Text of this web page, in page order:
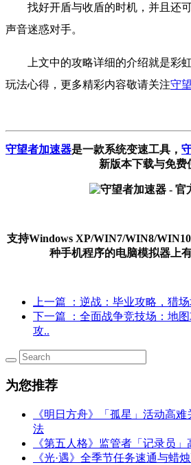
找好开盾与收盾的时机，并且还
声音迷惑对手。
上文中的攻略详细的介绍就是彩
玩法心得，更多精彩内容敬请关注守
守望者加速器是一款系统变速工具 ，
新版本下载与免费
支持Windows XP/WIN7/WIN8/
种手机程序的电脑模拟器上
上一篇
：逆战：毕业攻略，猎
下一篇
：全面战争竞技场：地
攻..
为您推荐
《明日方舟》「孤星」活动高
法
《第五人格》监管者「记录员
《光·遇》全季节任务速通与蜡